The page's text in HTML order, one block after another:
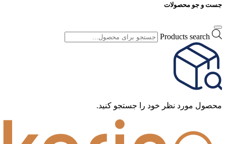
جست و جو محصولات
Products search
محصول مورد نظر خود را جستجو کنید.